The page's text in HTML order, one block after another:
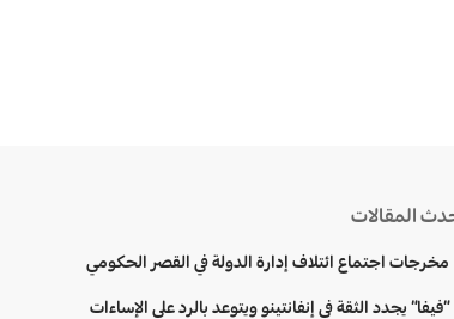
المقالات
مخرجات اجتماع ائتلاف إدارة الدولة في القصر الحكومي
“فيفا” يجدد الثقة في إنفانتينو ويتوعد بالرد على الإساءات